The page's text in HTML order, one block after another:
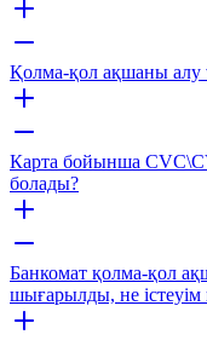
Қолма-қол ақшаны алу
Карта бойынша
болады?
Банкомат қолма-қол
шығарылды, не істеуім